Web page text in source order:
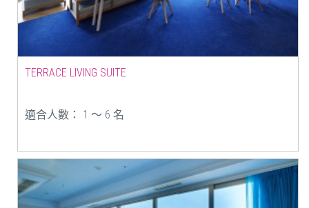
TERRACE LIVING SUITE
適合人數： 1 ～ 6 名